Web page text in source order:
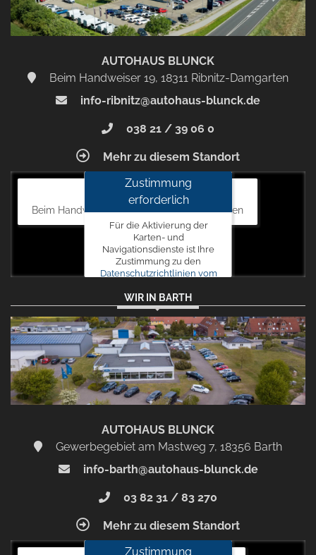
AUTOHAUS BLUNCK
Beim Handweiser 19, 18311 Ribnitz-Damgarten
info-ribnitz@autohaus-blunck.de
038 21 / 39 06 0
Mehr zu diesem Standort
Autohaus Blunck
Beim Handweiser 19, 18311 Ribnitz-Damgarten
Zustimmung
erforderlich
Für die Aktivierung der
Karten- und
Navigationsdienste ist Ihre
Zustimmung zu den
Datenschutzrichtlinien vom
erforderlich.
Zustimmen
und
aktivieren
WIR IN BARTH
AUTOHAUS BLUNCK
Gewerbegebiet am Mastweg 7, 18356 Barth
info-barth@autohaus-blunck.de
03 82 31 / 83 270
Mehr zu diesem Standort
Zustimmung